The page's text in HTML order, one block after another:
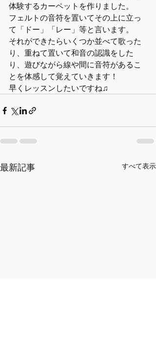
体験するカーペットを作りました。
フェルトの音符を置いてその上に立っ
て「ドー」「レー」等と言います。
それができたらいくつか並べて歌った
り、重ねて置いて和音の認識をした
り、遊びながら線や間に音符があるこ
とを体感して覚えていきます！
早くレッスンしたいですね♫
最新記事 すべて表示